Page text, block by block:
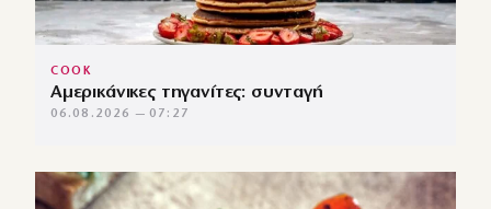
COOK
Αμερικάνικες τηγανίτες: συνταγή
06.08.2026 — 07:27